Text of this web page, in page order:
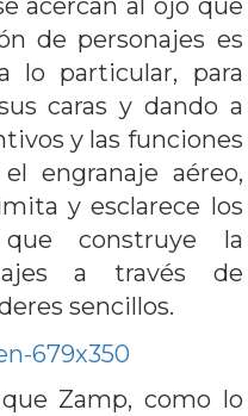
de personajes es
lo particular, para
caras y dando a
y las funciones
engranaje aéreo,
y esclarece los
construye la
a través de
sencillos.
Zamp, como lo